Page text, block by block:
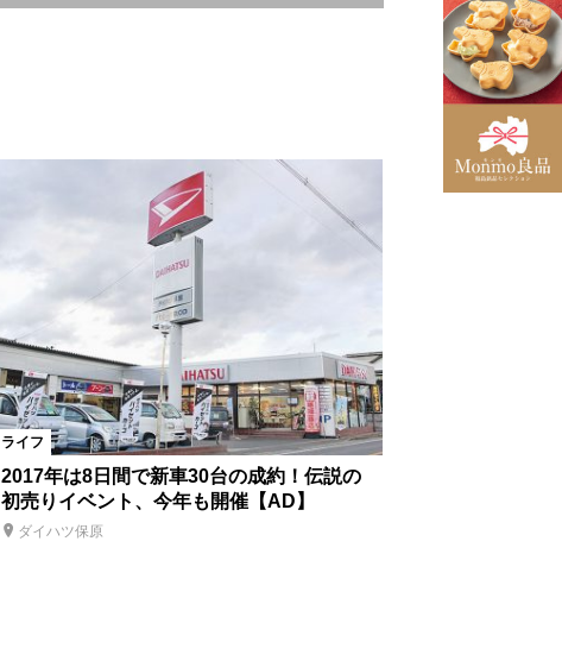
飯舘村
大玉村
仙台市 中島村 塙町
ショップ 住宅 病院
ライフ
2017年は8日間で新車30台の成約！伝説の
初売りイベント、今年も開催【AD】
ダイハツ保原